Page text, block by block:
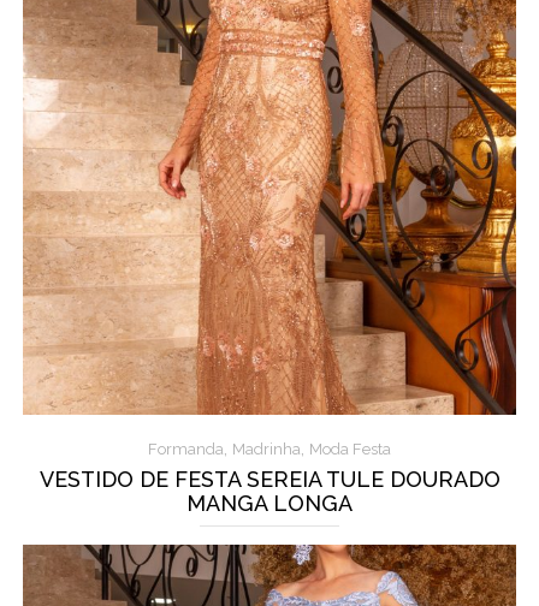
Formanda, Madrinha, Moda Festa
VESTIDO DE FESTA SEREIA TULE DOURADO
MANGA LONGA